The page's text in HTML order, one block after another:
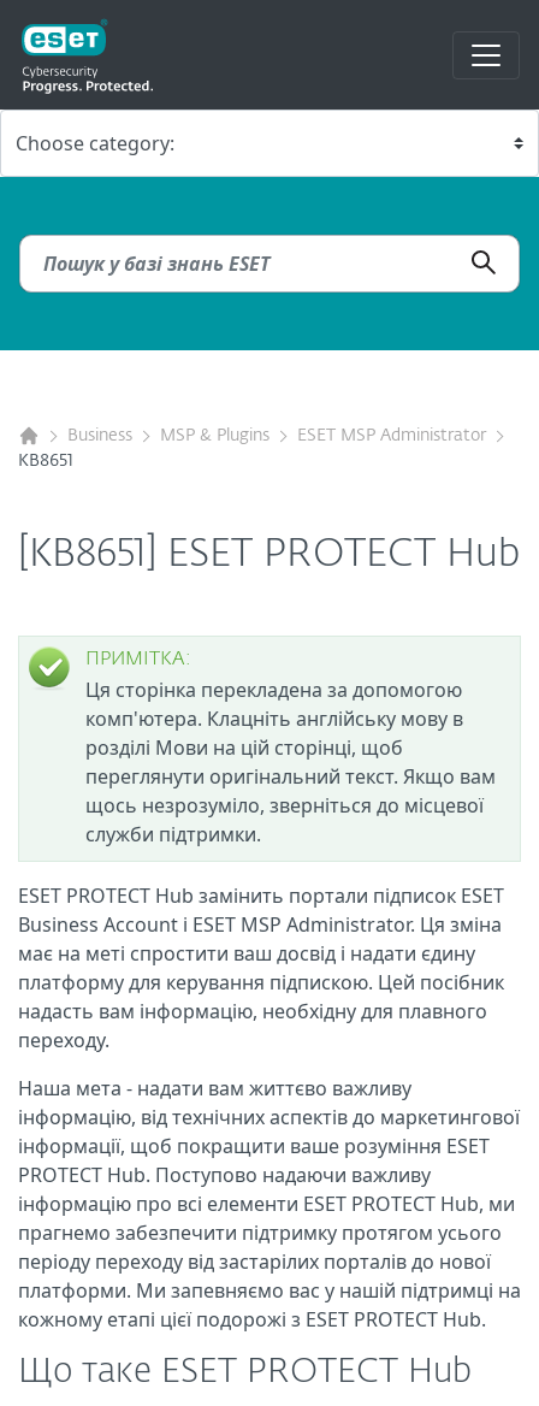
Business MSP & Plugins
ESET MSP Administrator
KB8651
[KB8651] ESET PROTECT Hub
ПРИМІТКА:
Ця сторінка перекладена за допомогою
комп'ютера. Клацніть англійську мову в
розділі Мови на цій сторінці, щоб
переглянути оригінальний текст. Якщо вам
щось незрозуміло, зверніться до місцевої
служби підтримки.
ESET PROTECT Hub замінить портали підписок ESET
Business Account і ESET MSP Administrator. Ця зміна
має на меті спростити ваш досвід і надати єдину
платформу для керування підпискою. Цей посібник
надасть вам інформацію, необхідну для плавного
переходу.
Наша мета - надати вам життєво важливу
інформацію, від технічних аспектів до маркетингової
інформації, щоб покращити ваше розуміння ESET
PROTECT Hub. Поступово надаючи важливу
інформацію про всі елементи ESET PROTECT Hub, ми
прагнемо забезпечити підтримку протягом усього
періоду переходу від застарілих порталів до нової
платформи. Ми запевняємо вас у нашій підтримці на
кожному етапі цієї подорожі з ESET PROTECT Hub.
Що таке ESET PROTECT Hub